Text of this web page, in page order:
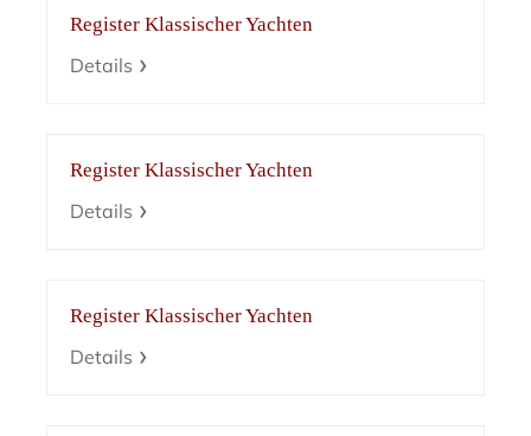
Register Klassischer Yachten
Details
Register Klassischer Yachten
Details
Register Klassischer Yachten
Details